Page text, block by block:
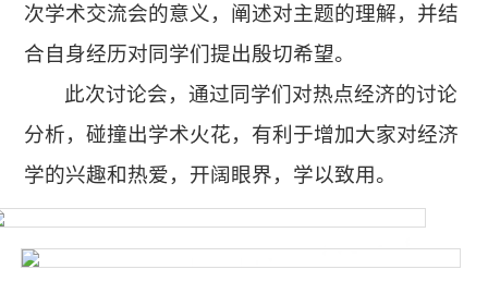
次学术交流会的意义，阐述对主题的理解，并结
合自身经历对同学们提出殷切希望。
此次讨论会，通过同学们对热点经济的讨论
分析，碰撞出学术火花，有利于增加大家对经济
学的兴趣和热爱，开阔眼界，学以致用。